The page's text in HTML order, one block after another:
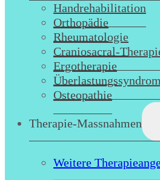
Handrehabilitation
Orthopädie
Rheumatologie
Craniosacral-
Ergotherapie
Osteopathie
Therapie-Massnahmen
Weitere